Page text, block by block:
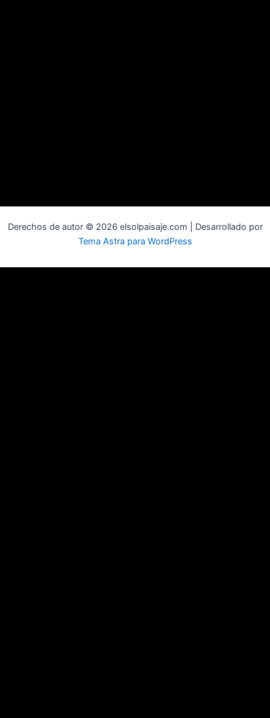
Derechos de autor © 2026 elsolpaisaje.com | Desarrollado por
Tema Astra para WordPress